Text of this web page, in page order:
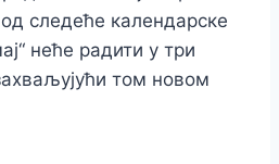
следеће календарске
неће радити у три
том новом